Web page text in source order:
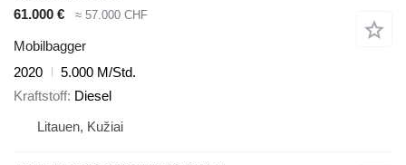
61.000 €
≈ 57.000 CHF
Mobilbagger
2020
5.000 M/Std.
Kraftstoff Diesel
Litauen, Kužiai